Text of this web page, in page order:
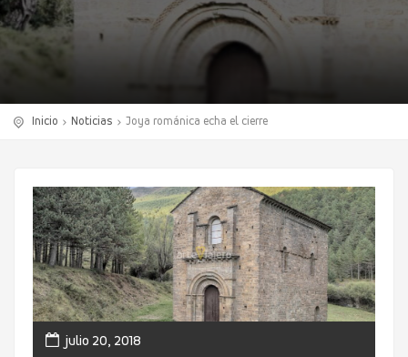
Inicio Noticias Joya románica echa el cierre
julio 20, 2018